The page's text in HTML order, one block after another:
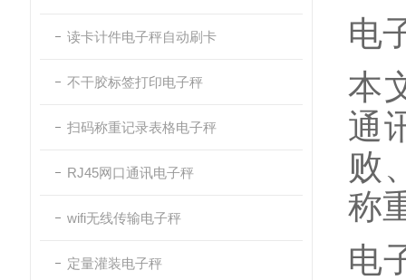
读卡计件电子秤自动刷卡
不干胶标签打印电子秤
扫码称重记录表格电子秤
RJ45网口通讯电子秤
wifi无线传输电子秤
定量灌装电子秤
电
本
通
败
称
电